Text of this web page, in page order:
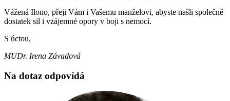
Vážená Ilono, přeji Vám i Vašemu manželovi, abyste našli společně
dostatek sil i vzájemné opory v boji s nemocí.
S úctou,
MUDr. Irena Závadová
Na dotaz odpovídá